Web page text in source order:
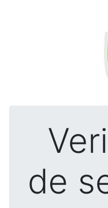
de